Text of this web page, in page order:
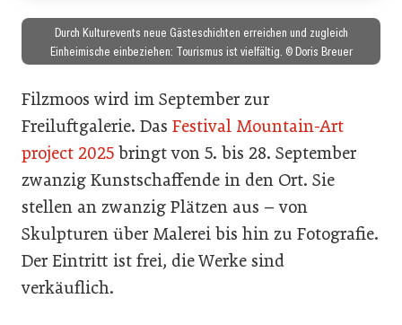
Durch Kulturevents neue Gästeschichten erreichen und zugleich
Einheimische einbeziehen: Tourismus ist vielfältig. © Doris Breuer
Filzmoos wird im September zur
Freiluftgalerie. Das Festival Mountain-Art
project 2025 bringt von 5. bis 28. September
zwanzig Kunstschaffende in den Ort. Sie
stellen an zwanzig Plätzen aus – von
Skulpturen über Malerei bis hin zu Fotografie.
Der Eintritt ist frei, die Werke sind
verkäuflich.